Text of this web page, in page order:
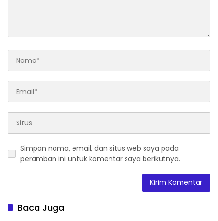
Simpan nama, email, dan situs web saya pada
peramban ini untuk komentar saya berikutnya.
Baca Juga